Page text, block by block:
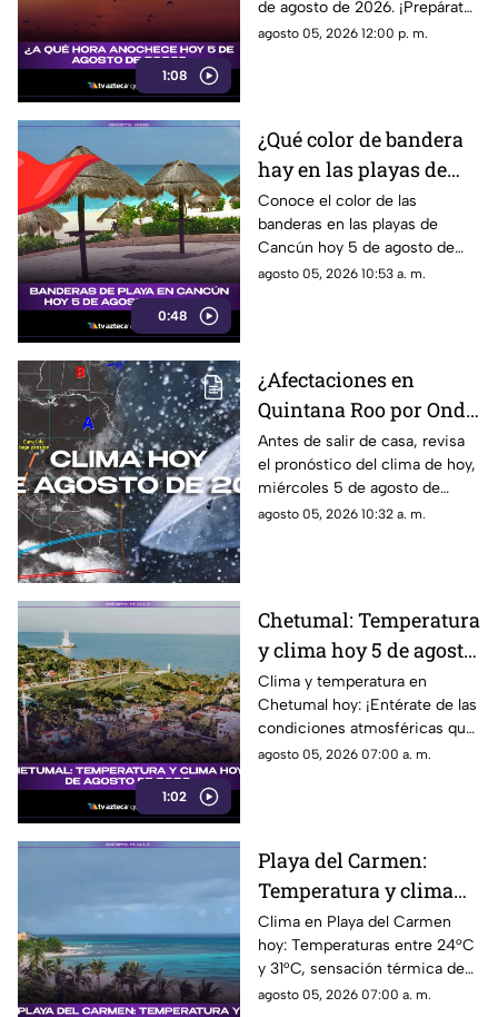
1:08
de agosto de 2026. ¡Prepárate
para disfrutar del anochecer en
agosto 05, 2026 12:00 p. m.
0:48
¿Qué color de bandera
hay en las playas de
Cancún hoy 5 de agosto
de 2026? Consulta el
reporte
Conoce el color de las
banderas en las playas de
Cancún hoy 5 de agosto de
2026 y las condiciones del mar
agosto 05, 2026 10:53 a. m.
¿Afectaciones en
Quintana Roo por Onda
Tropical 24? Pronóstico
del clima HOY,
miércoles 5 de agosto
de 2026, en Cancún y el
Antes de salir de casa, revisa
el pronóstico del clima de hoy,
miércoles 5 de agosto de
2026, en Cancún y el resto de
agosto 05, 2026 10:32 a. m.
1:02
Chetumal: Temperatura
y clima hoy 5 de agosto
de 2026.
Clima y temperatura en
Chetumal hoy: ¡Entérate de las
condiciones atmosféricas que
nos esperan en el sur!
agosto 05, 2026 07:00 a. m.
Playa del Carmen:
Temperatura y clima
hoy 5 de agosto de
2026.
Clima en Playa del Carmen
hoy: Temperaturas entre 24°C
y 31°C, sensación térmica de
36°C. Mañanas soleadas y
agosto 05, 2026 07:00 a. m.